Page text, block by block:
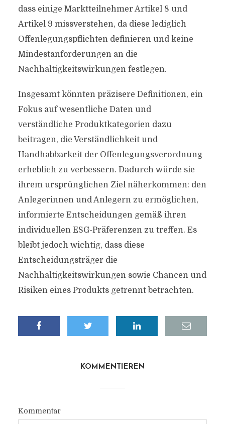
dass einige Marktteilnehmer Artikel 8 und
Artikel 9 missverstehen, da diese lediglich
Offenlegungspflichten definieren und keine
Mindestanforderungen an die
Nachhaltigkeitswirkungen festlegen.
Insgesamt könnten präzisere Definitionen, ein
Fokus auf wesentliche Daten und
verständliche Produktkategorien dazu
beitragen, die Verständlichkeit und
Handhabbarkeit der Offenlegungsverordnung
erheblich zu verbessern. Dadurch würde sie
ihrem ursprünglichen Ziel näherkommen: den
Anlegerinnen und Anlegern zu ermöglichen,
informierte Entscheidungen gemäß ihren
individuellen ESG-Präferenzen zu treffen. Es
bleibt jedoch wichtig, dass diese
Entscheidungsträger die
Nachhaltigkeitswirkungen sowie Chancen und
Risiken eines Produkts getrennt betrachten.
KOMMENTIEREN
Kommentar